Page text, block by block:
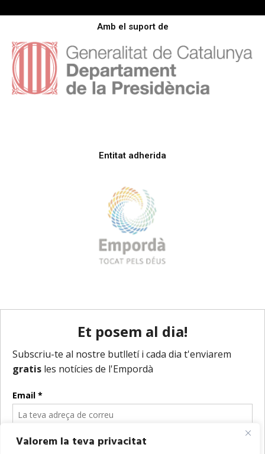
Valorem la teva privacitat
Amb el suport de
Entitat adherida